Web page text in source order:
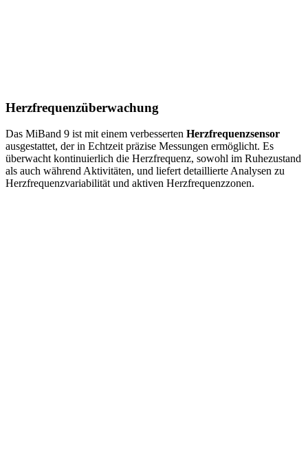
Herzfrequenzüberwachung
Das MiBand 9 ist mit einem verbesserten Herzfrequenzsensor
ausgestattet, der in Echtzeit präzise Messungen ermöglicht. Es
überwacht kontinuierlich die Herzfrequenz, sowohl im Ruhezustand
als auch während Aktivitäten, und liefert detaillierte Analysen zu
Herzfrequenzvariabilität und aktiven Herzfrequenzzonen.